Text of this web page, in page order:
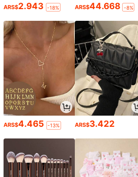
ARS$2.943 -18% ARS$44.668 -8%
ARS$4.465 -13% ARS$3.422